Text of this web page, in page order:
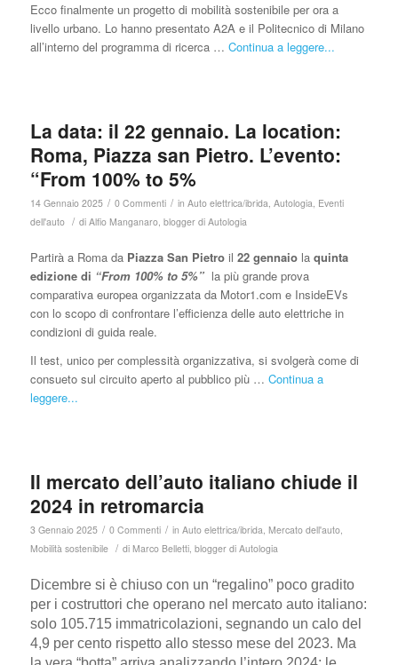
Ecco finalmente un progetto di mobilità sostenibile per ora a
livello urbano. Lo hanno presentato A2A e il Politecnico di Milano
all’interno del programma di ricerca … Continua a leggere...
La data: il 22 gennaio. La location:
Roma, Piazza san Pietro. L’evento:
“From 100% to 5%
14 Gennaio 2025 / 0 Commenti / in Auto elettrica/ibrida, Autologia, Eventi
dell'auto / di Alfio Manganaro, blogger di Autologia
Partirà a Roma da Piazza San Pietro il 22 gennaiola quinta
edizione di “From 100% to 5%” la più grande prova
comparativa europea organizzata da Motor1.com e InsideEVs
con lo scopo di confrontare l’efficienza delle auto elettriche in
condizioni di guida reale.
Il test, unico per complessità organizzativa, si svolgerà come di
consueto sul circuito aperto al pubblico più … Continua a
leggere...
Il mercato dell’auto italiano chiude il
2024 in retromarcia
3 Gennaio 2025 / 0 Commenti / in Auto elettrica/ibrida, Mercato dell'auto,
Mobilità sostenibile / di Marco Belletti, blogger di Autologia
Dicembre si è chiuso con un “regalino” poco gradito
per i costruttori che operano nel mercato auto italiano:
solo 105.715 immatricolazioni, segnando un calo del
4,9 per cento rispetto allo stesso mese del 2023. Ma